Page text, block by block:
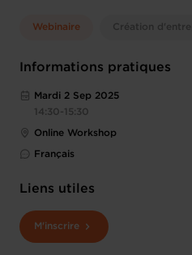
Webinaire Création
Informations pratiques
Mardi 2 Sep 2025
14:30-15:30
Online Workshop
Français
Liens utiles
M'inscrire